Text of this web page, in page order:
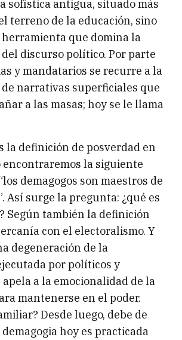
sofística antigua, situado más
terreno de la educación, sino
herramienta que domina la
discurso político. Por parte
y mandatarios se recurre a la
narrativas superficiales que
a las masas; hoy se le llama
la definición de posverdad en
la siguiente
demagogos son maestros de
Así surge la pregunta: ¿qué es
Según también la definición
con el electoralismo. Y
degeneración de la
por políticos y
a la emocionalidad de la
mantenerse en el poder.
Desde luego, debe de
hoy es practicada